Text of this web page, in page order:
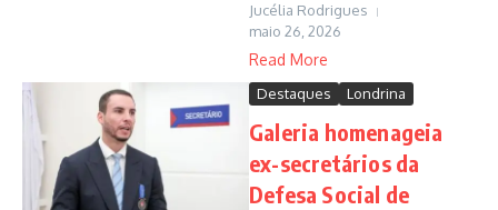
Jucélia Rodrigues
maio 26, 2026
Read More
Destaques Londrina
Galeria homenageia
ex-secretários da
Defesa Social de